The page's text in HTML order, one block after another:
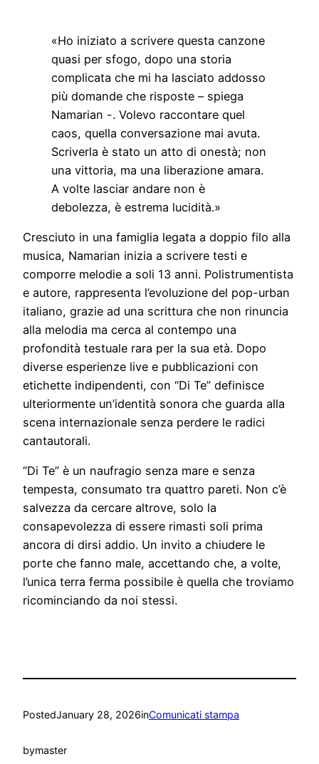
«Ho iniziato a scrivere questa canzone
quasi per sfogo, dopo una storia
complicata che mi ha lasciato addosso
più domande che risposte – spiega
Namarian -. Volevo raccontare quel
caos, quella conversazione mai avuta.
Scriverla è stato un atto di onestà; non
una vittoria, ma una liberazione amara.
A volte lasciar andare non è
debolezza, è estrema lucidità.»
Cresciuto in una famiglia legata a doppio filo alla
musica, Namarian inizia a scrivere testi e
comporre melodie a soli 13 anni. Polistrumentista
e autore, rappresenta l’evoluzione del pop-urban
italiano, grazie ad una scrittura che non rinuncia
alla melodia ma cerca al contempo una
profondità testuale rara per la sua età. Dopo
diverse esperienze live e pubblicazioni con
etichette indipendenti, con “Di Te” definisce
ulteriormente un’identità sonora che guarda alla
scena internazionale senza perdere le radici
cantautorali.
“Di Te” è un naufragio senza mare e senza
tempesta, consumato tra quattro pareti. Non c’è
salvezza da cercare altrove, solo la
consapevolezza di essere rimasti soli prima
ancora di dirsi addio. Un invito a chiudere le
porte che fanno male, accettando che, a volte,
l’unica terra ferma possibile è quella che troviamo
ricominciando da noi stessi.
PostedJanuary 28, 2026inComunicati stampa
bymaster